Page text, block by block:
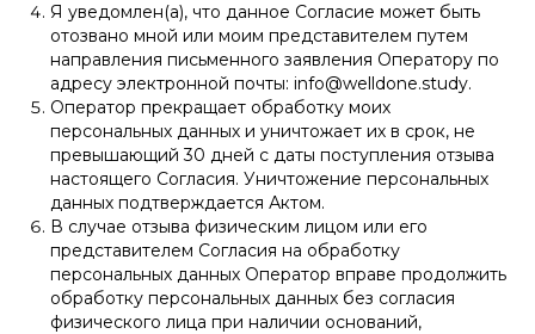
Я уведомлен(а), что данное Согласие может быть
отозвано мной или моим представителем путем
направления письменного заявления Оператору по
адресу электронной почты: info@welldone.study.
Оператор прекращает обработку моих
персональных данных и уничтожает их в срок, не
превышающий 30 дней с даты поступления отзыва
настоящего Согласия. Уничтожение персональных
данных подтверждается Актом.
В случае отзыва физическим лицом или его
представителем Согласия на обработку
персональных данных Оператор вправе продолжить
обработку персональных данных без согласия
физического лица при наличии оснований,